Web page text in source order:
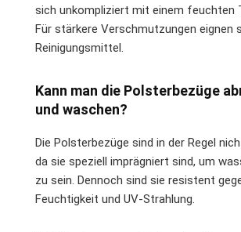
sich unkompliziert mit einem feuchten
Für stärkere Verschmutzungen eignen
Reinigungsmittel.
Kann man die Polsterbezüge
und waschen?
Die Polsterbezüge sind in der Regel
da sie speziell imprägniert sind, um
zu sein. Dennoch sind sie resistent
Feuchtigkeit und UV-Strahlung.